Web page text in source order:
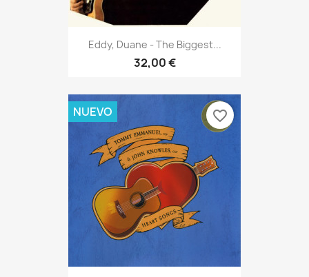
Eddy, Duane - The Biggest...
32,00 €
NUEVO favorite_border